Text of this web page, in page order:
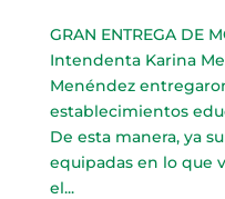
GRAN ENTREGA DE
Intendenta Karina
Menéndez
establecimientos
De esta manera, ya
equipadas en lo que
el...